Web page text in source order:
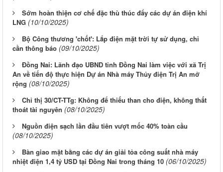
Sớm hoàn thiện cơ chế đặc thù thúc đẩy các dự án điện khí
LNG (10/10/2025)
Bộ Công thương 'chốt': Lắp điện mặt trời tự sử dụng, chỉ
cần thông báo (09/10/2025)
Đồng Nai: Lãnh đạo UBND tỉnh Đồng Nai làm việc với xã Trị
An về tiến độ thực hiện Dự án Nhà máy Thủy điện Trị An mở
rộng (08/10/2025)
Chỉ thị 30/CT-TTg: Không để thiếu than cho điện, không thất
thoát tài nguyên (08/10/2025)
Nguồn điện sạch lần đầu tiên vượt mốc 40% toàn cầu
(08/10/2025)
Bàn giao mặt bằng các dự án giải tỏa công suất nhà máy
nhiệt điện 1,4 tỷ USD tại Đồng Nai trong tháng 10 (06/10/2025)